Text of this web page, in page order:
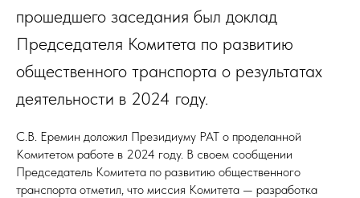
прошедшего заседания был доклад
Председателя Комитета по развитию
общественного транспорта о результатах
деятельности в 2024 году.
С.В. Еремин доложил Президиуму РАТ о проделанной
Комитетом работе в 2024 году. В своем сообщении
Председатель Комитета по развитию общественного
транспорта отметил, что миссия Комитета — разработка